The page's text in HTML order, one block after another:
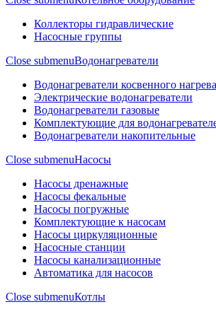
Коллекторы гидравлические
Насосные группы
Close submenuВодонагреватели
Водонагреватели косвенного нагрева
Электрические водонагреватели
Водонагреватели газовые
Комплектующие для
Водонагреватели накопительные
Close submenuНасосы
Насосы дренажные
Насосы фекальные
Насосы погружные
Комплектующие к насосам
Насосы циркуляционные
Насосные станции
Насосы канализационные
Автоматика для насосов
Close submenuКотлы